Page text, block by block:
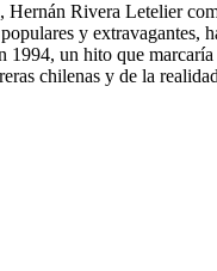
Rivera Letelier
y extravagantes,
1994, un hito que
chilenas y de la